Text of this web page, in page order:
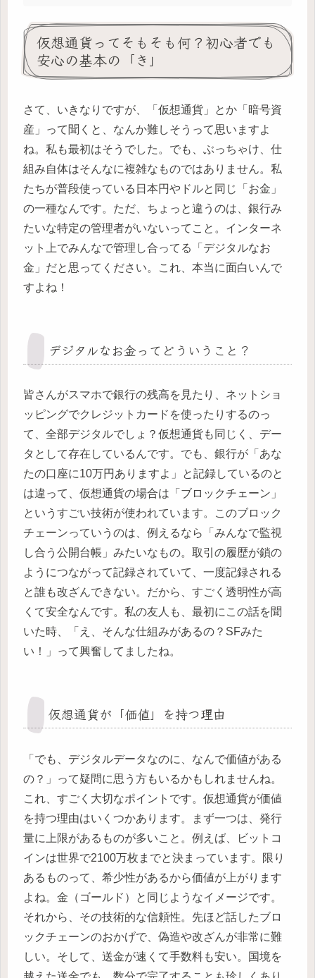
仮想通貨ってそもそも何？初心者でも
安心の基本の「き」
さて、いきなりですが、「仮想通貨」とか「暗号資
産」って聞くと、なんか難しそうって思いますよ
ね。私も最初はそうでした。でも、ぶっちゃけ、仕
組み自体はそんなに複雑なものではありません。私
たちが普段使っている日本円やドルと同じ「お金」
の一種なんです。ただ、ちょっと違うのは、銀行み
たいな特定の管理者がいないってこと。インターネ
ット上でみんなで管理し合ってる「デジタルなお
金」だと思ってください。これ、本当に面白いんで
すよね！
デジタルなお金ってどういうこと？
皆さんがスマホで銀行の残高を見たり、ネットショ
ッピングでクレジットカードを使ったりするのっ
て、全部デジタルでしょ？仮想通貨も同じく、デー
タとして存在しているんです。でも、銀行が「あな
たの口座に10万円ありますよ」と記録しているのと
は違って、仮想通貨の場合は「ブロックチェーン」
というすごい技術が使われています。このブロック
チェーンっていうのは、例えるなら「みんなで監視
し合う公開台帳」みたいなもの。取引の履歴が鎖の
ようにつながって記録されていて、一度記録される
と誰も改ざんできない。だから、すごく透明性が高
くて安全なんです。私の友人も、最初にこの話を聞
いた時、「え、そんな仕組みがあるの？SFみた
い！」って興奮してましたね。
仮想通貨が「価値」を持つ理由
「でも、デジタルデータなのに、なんで価値がある
の？」って疑問に思う方もいるかもしれませんね。
これ、すごく大切なポイントです。仮想通貨が価値
を持つ理由はいくつかあります。まず一つは、発行
量に上限があるものが多いこと。例えば、ビットコ
インは世界で2100万枚までと決まっています。限り
あるものって、希少性があるから価値が上がります
よね。金（ゴールド）と同じようなイメージです。
それから、その技術的な信頼性。先ほど話したブロ
ックチェーンのおかげで、偽造や改ざんが非常に難
しい。そして、送金が速くて手数料も安い。国境を